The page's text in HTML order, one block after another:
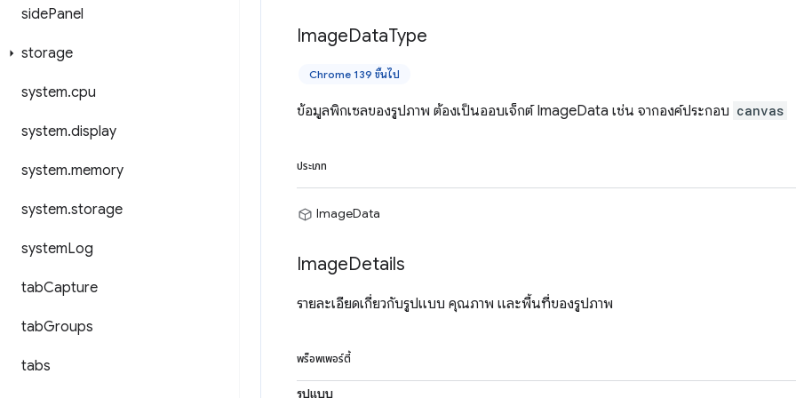
sidePanel
storage
system.cpu
system.display
system.memory
system.storage
systemLog
tabCapture
tabGroups
tabs
ImageDataType
Chrome 139 ขึ้นไป
ข้อมูลพิกเซลของรูปภาพ ต้องเป็นออบเจ็กต์ ImageData เช่น จากองค์ประกอบ canvas
ประเภท
ImageData
ImageDetails
รายละเอียดเกี่ยวกับรูปแบบ คุณภาพ และพื้นที่ของรูปภาพ
พร็อพเพอร์ตี้
รูปแบบ